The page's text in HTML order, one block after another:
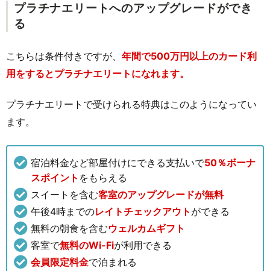
プラチナエリートへのアップグレードができ
る
こちらは条件付きですが、 年間で500万円以上のカード利
⽤をするとプラチナエリートになれます。
プラチナエリートで受けられる特典はこのようになってい
ます。
宿泊料金など部屋付けにできる支払いで50％ボーナ
スポイント をもらえる
スイートを含む客室のアップグレードが無料
午後4時までのレイトチェックアウト ができる
無料の朝⾷を含むウェルカムギフト
客室で無料のWi-Fiが利用できる
会員限定料金で泊まれる